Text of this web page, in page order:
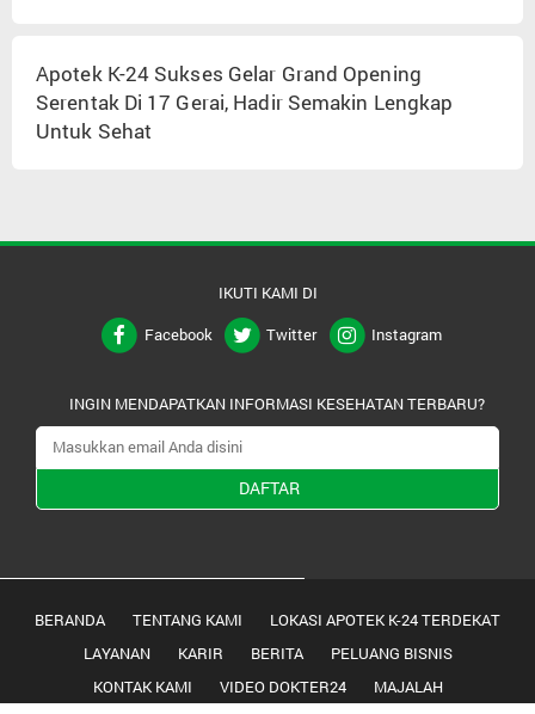
Apotek K-24 Sukses Gelar Grand Opening
Serentak Di 17 Gerai, Hadir Semakin Lengkap
Untuk Sehat
IKUTI KAMI DI
Facebook
Twitter Instagram
INGIN MENDAPATKAN INFORMASI KESEHATAN TERBARU?
DAFTAR
BERANDA TENTANG KAMI
LOKASI APOTEK K-24 TERDEKAT
LAYANAN
KARIR BERITA
PELUANG BISNIS
KONTAK KAMI
VIDEO DOKTER24
MAJALAH